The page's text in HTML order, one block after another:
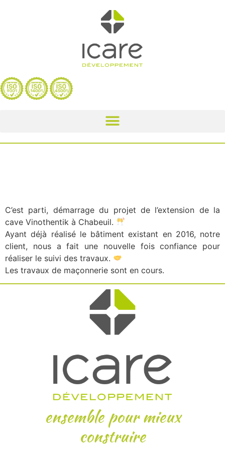
C’est parti, démarrage du projet de l’extension de la
cave Vinothentik à Chabeuil.
Ayant déjà réalisé le bâtiment existant en 2016, notre
client, nous a fait une nouvelle fois confiance pour
réaliser le suivi des travaux.
Les travaux de maçonnerie sont en cours.
ensemble pour mieux
construire